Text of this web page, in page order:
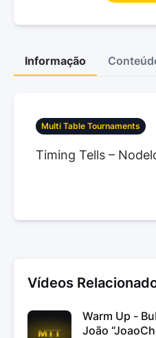
Informação
Multi Table Tournaments
Timing Tells –
Vídeos
Warm Up -
João